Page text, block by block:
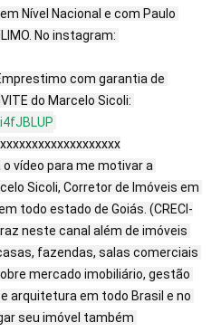
Nível Nacional e com Paulo
No instagram:
com garantia de
do Marcelo Sicoli:
vídeo para me motivar a
Sicoli, Corretor de Imóveis em
todo estado de Goiás. (CRECI-
neste canal além de imóveis
fazendas, salas comerciais
mercado imobiliário, gestão
arquitetura em todo Brasil e no
seu imóvel também